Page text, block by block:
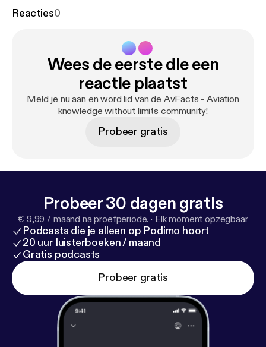
about how military aircraft fly in formation, the
Reacties0
Wees de eerste die een
reactie plaatst
Meld je nu aan en word lid van de AvFacts - Aviation
knowledge without limits community!
Probeer gratis
Probeer 30 dagen gratis
€ 9,99 / maand na proefperiode. · Elk moment opzegbaar
Podcasts die je alleen op Podimo hoort
20 uur luisterboeken / maand
Gratis podcasts
Probeer gratis